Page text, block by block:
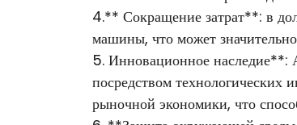
4.** Сокращение затрат**: в
машины, что может
5. Инновационное наследие**:
посредством технологических
рыночной экономики, что